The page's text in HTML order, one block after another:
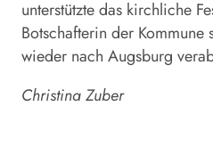
unterstützte das kirchliche
Botschafterin der
wieder nach Augsburg
ChristinaZuber